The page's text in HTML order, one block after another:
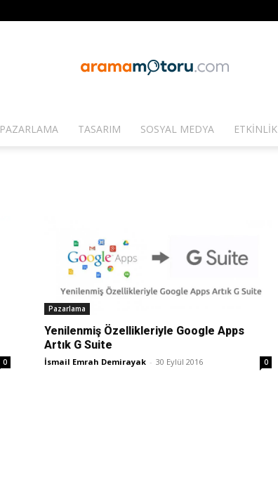
Arama
PAZARLAMA TASARIM SOSYAL MEDYA ETKINLIK
0
Pazarlama
Yenilenmiş Özellikleriyle Google Apps
Artık G Suite
İsmail Emrah Demirayak - 30 Eylül 2016 0